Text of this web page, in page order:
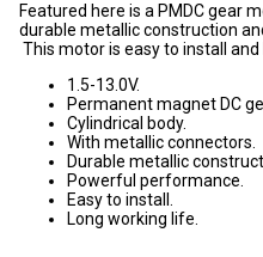
Featured here is a PMDC gear
durable metallic construction
This motor is easy to install and
1.5-13.0V.
Permanent magnet DC
Cylindrical body.
With metallic connectors.
Durable metallic
Powerful performance.
Easy to install.
Long working life.